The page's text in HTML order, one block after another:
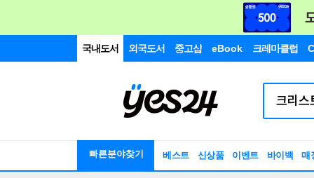
국내도서 외국도서 중고샵 eBook 크레마클럽
빠른분야찾기 베스트 신상품 이벤트 바이백 매